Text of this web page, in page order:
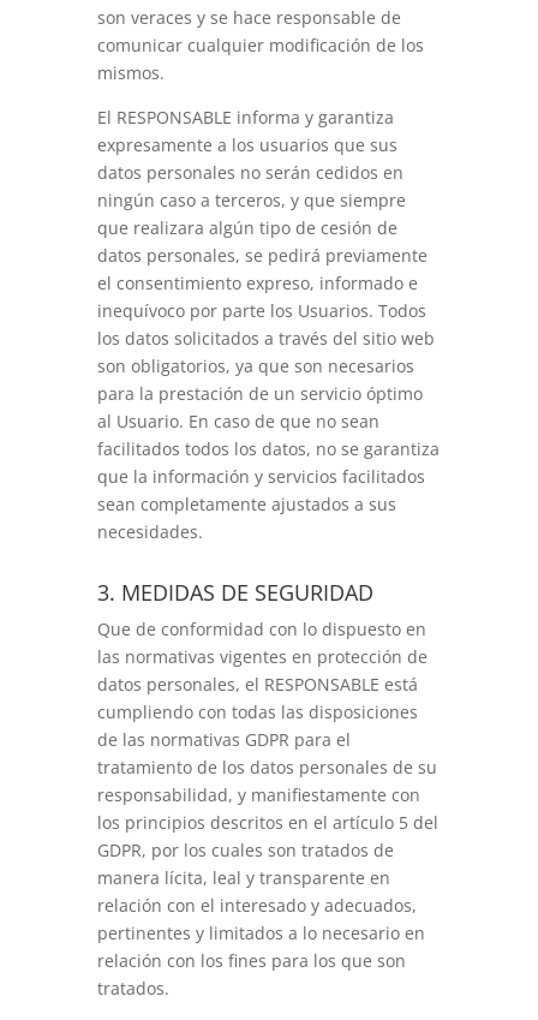
son veraces y se hace responsable de
comunicar cualquier modificación de los
mismos.
El RESPONSABLE informa y garantiza
expresamente a los usuarios que sus
datos personales no serán cedidos en
ningún caso a terceros, y que siempre
que realizara algún tipo de cesión de
datos personales, se pedirá previamente
el consentimiento expreso, informado e
inequívoco por parte los Usuarios. Todos
los datos solicitados a través del sitio web
son obligatorios, ya que son necesarios
para la prestación de un servicio óptimo
al Usuario. En caso de que no sean
facilitados todos los datos, no se garantiza
que la información y servicios facilitados
sean completamente ajustados a sus
necesidades.
3. MEDIDAS DE SEGURIDAD
Que de conformidad con lo dispuesto en
las normativas vigentes en protección de
datos personales, el RESPONSABLE está
cumpliendo con todas las disposiciones
de las normativas GDPR para el
tratamiento de los datos personales de su
responsabilidad, y manifiestamente con
los principios descritos en el artículo 5 del
GDPR, por los cuales son tratados de
manera lícita, leal y transparente en
relación con el interesado y adecuados,
pertinentes y limitados a lo necesario en
relación con los fines para los que son
tratados.